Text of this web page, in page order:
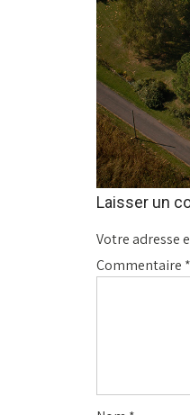
Laisser un
Votre adresse
Commentaire *